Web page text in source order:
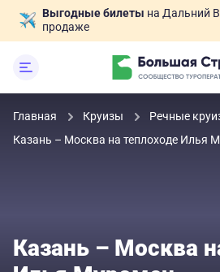
Выгодные билеты на Дальний
продаже
Главная Круизы
Речные
Казань – Москва на теплоходе Илья
Казань – Москва